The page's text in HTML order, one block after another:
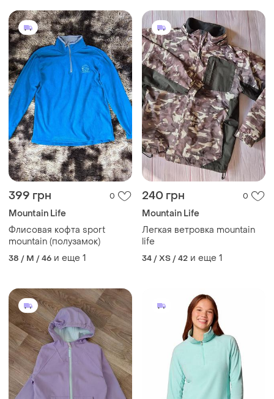
399 грн 0
Mountain Life
Флисовая кофта sport
mountain (полузамок)
38 / M / 46 и еще 1
240 грн 0
Mountain Life
Легкая ветровка mountain
life
34 / XS / 42 и еще 1